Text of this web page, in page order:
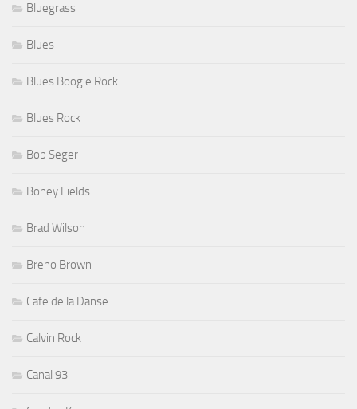
Bluegrass
Blues
Blues Boogie Rock
Blues Rock
Bob Seger
Boney Fields
Brad Wilson
Breno Brown
Cafe de la Danse
Calvin Rock
Canal 93